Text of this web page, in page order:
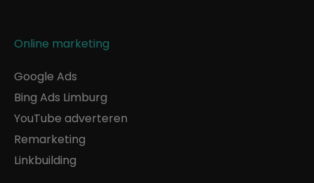
Online marketing
Google Ads
Bing Ads Limburg
YouTube adverteren
Remarketing
Linkbuilding